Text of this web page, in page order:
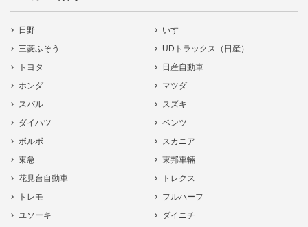
日野
いすゞ
三菱ふそう
UDトラックス（日産）
トヨタ
日産自動車
ホンダ
マツダ
スバル
スズキ
ダイハツ
ベンツ
ボルボ
スカニア
東急
東邦車輛
花見台自動車
トレクス
トレモ
フルハーフ
ユソーキ
ダイニチ